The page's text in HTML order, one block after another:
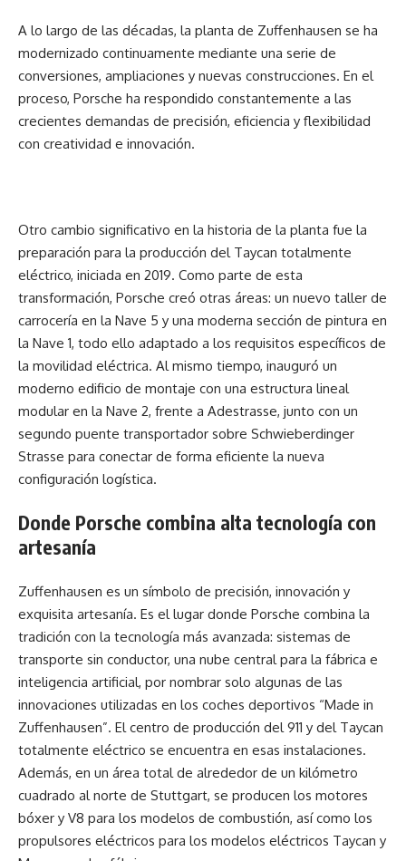
A lo largo de las décadas, la planta de Zuffenhausen se ha
modernizado continuamente mediante una serie de
conversiones, ampliaciones y nuevas construcciones. En el
proceso, Porsche ha respondido constantemente a las
crecientes demandas de precisión, eficiencia y flexibilidad
con creatividad e innovación.
Otro cambio significativo en la historia de la planta fue la
preparación para la producción del Taycan totalmente
eléctrico, iniciada en 2019. Como parte de esta
transformación, Porsche creó otras áreas: un nuevo taller de
carrocería en la Nave 5 y una moderna sección de pintura en
la Nave 1, todo ello adaptado a los requisitos específicos de
la movilidad eléctrica. Al mismo tiempo, inauguró un
moderno edificio de montaje con una estructura lineal
modular en la Nave 2, frente a Adestrasse, junto con un
segundo puente transportador sobre Schwieberdinger
Strasse para conectar de forma eficiente la nueva
configuración logística.
Donde Porsche combina alta tecnología con
artesanía
Zuffenhausen es un símbolo de precisión, innovación y
exquisita artesanía. Es el lugar donde Porsche combina la
tradición con la tecnología más avanzada: sistemas de
transporte sin conductor, una nube central para la fábrica e
inteligencia artificial, por nombrar solo algunas de las
innovaciones utilizadas en los coches deportivos “Made in
Zuffenhausen”. El centro de producción del 911 y del Taycan
totalmente eléctrico se encuentra en esas instalaciones.
Además, en un área total de alrededor de un kilómetro
cuadrado al norte de Stuttgart, se producen los motores
bóxer y V8 para los modelos de combustión, así como los
propulsores eléctricos para los modelos eléctricos Taycan y